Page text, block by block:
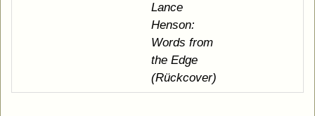
Lance
Henson:
Words from
the Edge
(Rückcover)